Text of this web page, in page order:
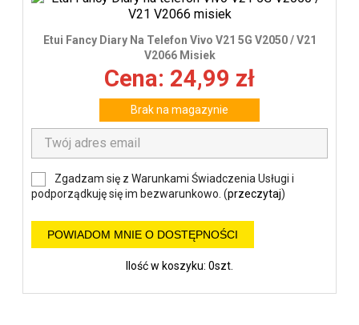
Etui Fancy Diary Na Telefon Vivo V21 5G V2050 / V21
V2066 Misiek
Cena: 24,99 zł
Brak na magazynie
Zgadzam się z Warunkami Świadczenia Usługi i
podporządkuję się im bezwarunkowo. (przeczytaj)
POWIADOM MNIE O DOSTĘPNOŚCI
Ilość w koszyku: 0szt.